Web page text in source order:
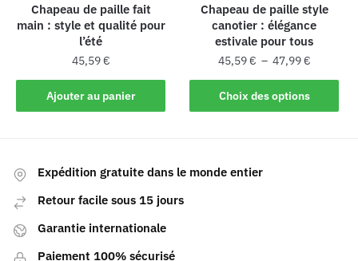
Chapeau de paille fait
main : style et qualité pour
l’été
45,59€
Ajouter au panier
Chapeau de paille style
canotier : élégance
estivale pour tous
45,59€ – 47,99€
Choix des options
Expédition gratuite dans le monde entier
Retour facile sous 15 jours
Garantie internationale
Paiement 100% sécurisé